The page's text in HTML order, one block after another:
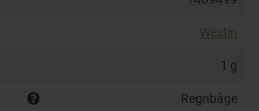
Westin
1 g
Regnbåge